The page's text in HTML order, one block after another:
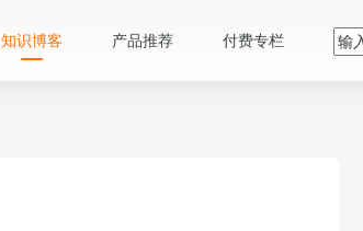
知识博客 产品推荐 付费专栏